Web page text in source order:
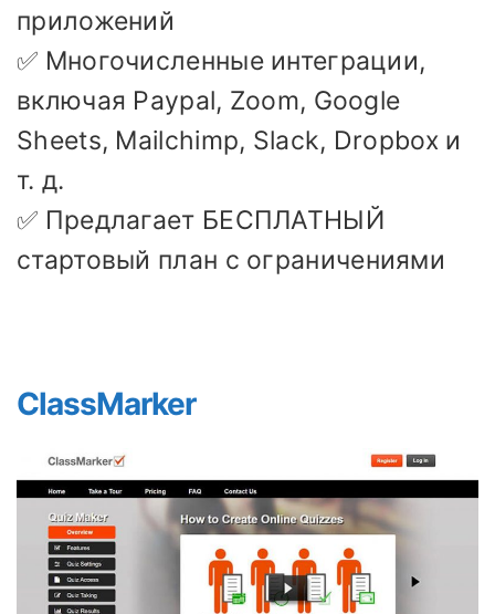
приложений
✅ Многочисленные интеграции,
включая Paypal, Zoom, Google
Sheets, Mailchimp, Slack, Dropbox и
т. д.
✅ Предлагает БЕСПЛАТНЫЙ
стартовый план с ограничениями
ClassMarker